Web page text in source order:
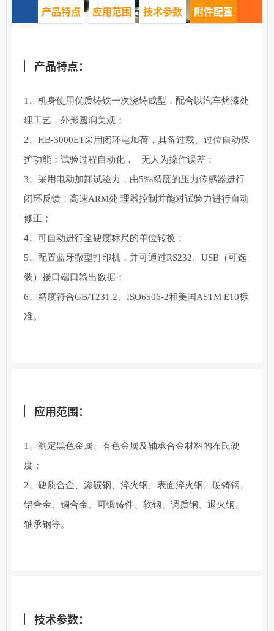
产品特点 应用范围 技术参数 附件配置
产品特点：
1、机身使用优质铸铁一次浇铸成型，配合以汽车烤漆处
理工艺，外形圆润美观；
2、HB-3000ET采用闭环电加荷，具备过载、过位自动保
护功能；试验过程自动化， 无人为操作误差；
3、采用电动加卸试验力，由5‰精度的压力传感器进行
闭环反馈，高速ARM处 理器控制并能对试验力进行自动
修正；
4、可自动进行全硬度标尺的单位转换；
5、配置蓝牙微型打印机，并可通过RS232
USB（可选
装）接口端口输出数据；
6、精度符合GB/T231.2、ISO6506-2和美国ASTM E10标
准。
应用范围：
1、测定黑色金属、有色金属及轴承合金材料的布氏硬
度；
2、硬质合金、渗碳钢、淬火钢、表面淬火钢、硬铸钢、
铝合金、铜合金、可锻铸件、软钢、调质钢、退火钢、
轴承钢等。
技术参数：